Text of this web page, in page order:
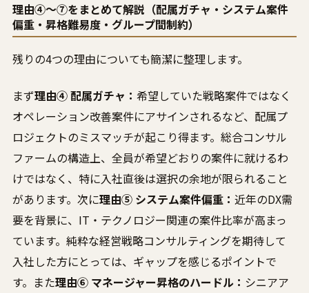
理由④〜⑦をまとめて解説（配属ガチャ・システム案件
偏重・昇格難易度・グループ間制約）
残りの4つの理由についても簡潔に整理します。
まず理由④ 配属ガチャ： 希望していた戦略案件ではなく
オペレーション改善案件にアサインされるなど、配属プ
ロジェクトのミスマッチが起こり得ます。総合コンサル
ファームの構造上、全員が希望どおりの案件に就けるわ
けではなく、特に入社直後は選択の余地が限られること
があります。次に理由⑤ システム案件偏重： 近年のDX需
要を背景に、IT・テクノロジー関連の案件比率が高まっ
ています。純粋な経営戦略コンサルティングを期待して
入社した方にとっては、ギャップを感じるポイントで
す。また理由⑥ マネージャー昇格のハードル： シニアア